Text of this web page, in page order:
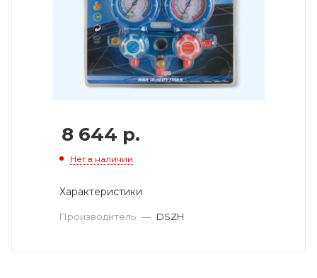
8 644 р.
Нет в наличии
Характеристики
Производитель — DSZH